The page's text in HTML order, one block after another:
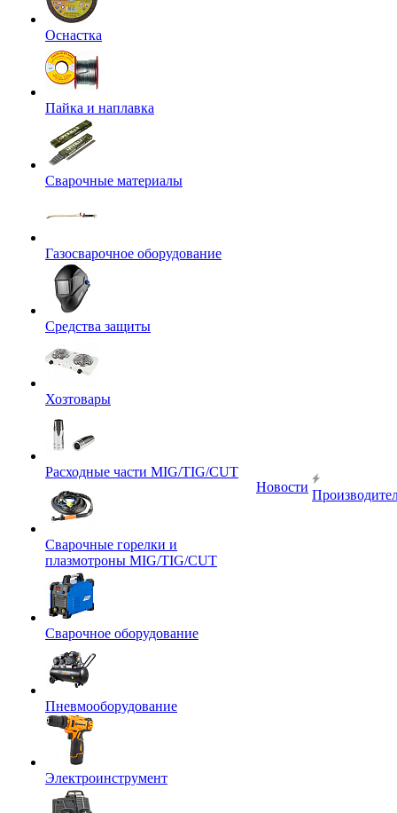
Оснастка
Пайка и наплавка
Сварочные материалы
Газосварочное оборудование
Средства защиты
Хозтовары
Расходные части MIG/TIG/CUT
Сварочные горелки и
плазмотроны MIG/TIG/CUT
Сварочное оборудование
Пневмооборудование
Электроинструмент
Новости